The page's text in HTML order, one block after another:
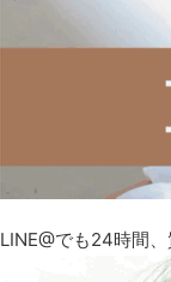
LINE@でも24時間